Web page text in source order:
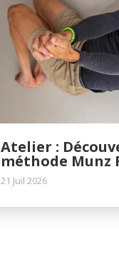
Atelier :
méthode Munz
21 Juil 2026